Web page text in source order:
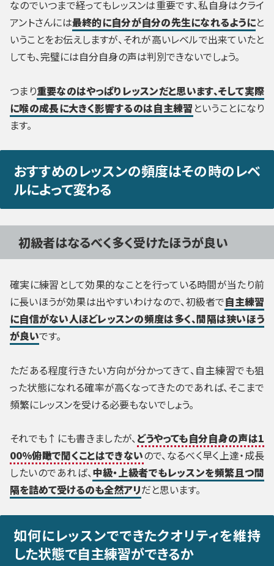
なのでいつまで経ってもレッスンは重要です、私自身はクライ
アントさんには最終的に自分が自分の先生になれるようにと
いうことをお伝えしますが、それが高いレベルで出来ていたと
しても、完璧には自分自身の声は判別できないでしょう。
つまり重要なのはやっぱりレッスンだと思います、そして実際
に喉の成長に大きく影響するのは自主練習 ということになり
ます。
おすすめのレッスンの頻度はその時のレベ
ルによって変わる
初級者はなるべく多く受けたほうが良い
確実に練習として効果的なことを行っている時間が当たり前
に長いほうが効果は出やすいわけなので、初級者で自主練習
に自信がない人ほどレッスンの頻度は多く、間隔は狭いほう
が良いです。
ただある程度行きたい方向が分かってきて、自主練習でも狙
った状態になれる確率が高くなってきたのであれば、そこまで
頻繁にレッスンを受ける必要もないでしょう。
それでも↑にも書きましたが、どうやっても自分自身の声は1
00%俯瞰で聞くことはできないので、なるべく早く上達・成長
したいのであれば、中級・上級者でもレッスンを頻繁且つ間
隔を詰めて受けるのも全然アリだと思います。
如何にレッスンでできたクオリティを維持
した状態で自主練習ができるか